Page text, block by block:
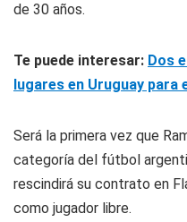
de 30 años.
Te puede interesar: Dos
lugares en Uruguay para
Será la primera vez que
categoría del fútbol
rescindirá su contrato en
como jugador libre.